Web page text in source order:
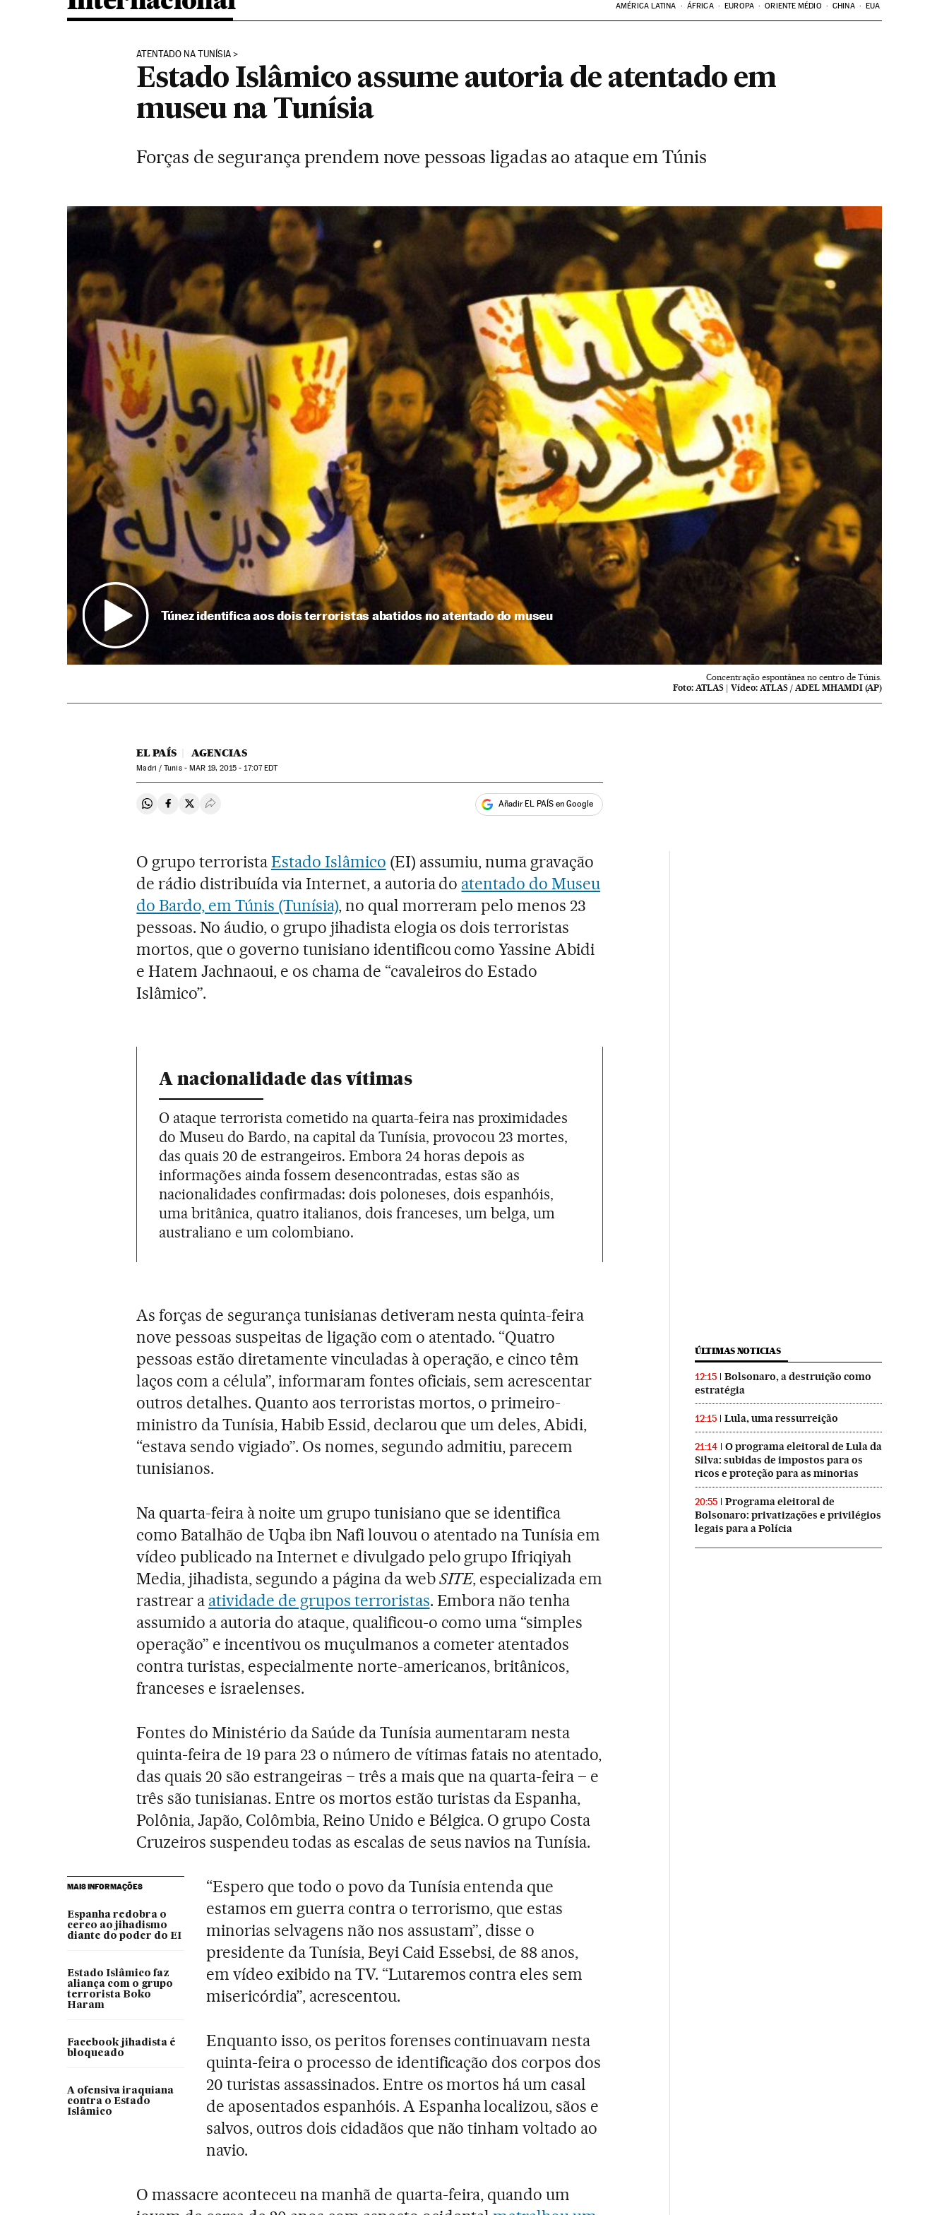
AMÉRICA LATINA ÁFRICA EUROPA ORIENTE MÉDIO CHINA EUA
ATENTADO NA TUNÍSIA
Estado Islâmico assume autoria de atentado em
museu na Tunísia
Forças de segurança prendem nove pessoas ligadas ao ataque em Túnis
Túnez identifica aos dois terroristas abatidos no atentado do museu
Concentração espontânea no centro de Túnis.
Foto: ATLAS |Vídeo: ATLAS / ADEL MHAMDI (AP)
EL PAÍS AGENCIAS
Madri / Tunis - MAR 19, 2015 - 17:07EDT
Compartir en Whatsapp
Compartir en Facebook
Compartir en Twitter
Desplegar Redes Sociales Añadir EL PAÍS en Google
O grupo terroristaEstado Islâmico (EI) assumiu, numa gravação
de rádio distribuída via Internet, a autoria do atentado do Museu
do Bardo, em Túnis (Tunísia), no qual morreram pelo menos 23
pessoas. No áudio, o grupo jihadista elogia os dois terroristas
mortos, que o governo tunisiano identificou como Yassine Abidi
e Hatem Jachnaoui, e os chama de “cavaleiros do Estado
Islâmico”.
A nacionalidade das vítimas
O ataque terrorista cometido na quarta-feira nas proximidades
do Museu do Bardo, na capital da Tunísia, provocou 23 mortes,
das quais 20 de estrangeiros. Embora 24 horas depois as
informações ainda fossem desencontradas, estas são as
nacionalidades confirmadas: dois poloneses, dois espanhóis,
uma britânica, quatro italianos, dois franceses, um belga, um
australiano e um colombiano.
As forças de segurança tunisianas detiveram nesta quinta-feira
nove pessoas suspeitas de ligação com o atentado. “Quatro
pessoas estão diretamente vinculadas à operação, e cinco têm
laços com a célula”, informaram fontes oficiais, sem acrescentar
outros detalhes. Quanto aos terroristas mortos, o primeiro-
ministro da Tunísia, Habib Essid, declarou que um deles, Abidi,
“estava sendo vigiado”. Os nomes, segundo admitiu, parecem
tunisianos.
Na quarta-feira à noite um grupo tunisiano que se identifica
como Batalhão de Uqba ibn Nafi louvou o atentado na Tunísia em
vídeo publicado na Internet e divulgado pelo grupo Ifriqiyah
Media, jihadista, segundo a página da webSITE, especializada em
rastrear a atividade de grupos terroristas. Embora não tenha
assumido a autoria do ataque, qualificou-o como uma “simples
operação” e incentivou os muçulmanos a cometer atentados
contra turistas, especialmente norte-americanos, britânicos,
franceses e israelenses.
Fontes do Ministério da Saúde da Tunísia aumentaram nesta
quinta-feira de 19 para 23 o número de vítimas fatais no atentado,
das quais 20 são estrangeiras – três a mais que na quarta-feira – e
três são tunisianas. Entre os mortos estão turistas da Espanha,
Polônia, Japão, Colômbia, Reino Unido e Bélgica. O grupo Costa
Cruzeiros suspendeu todas as escalas de seus navios na Tunísia.
MAIS INFORMAÇÕES
Espanha redobra o
cerco ao jihadismo
diante do poder do EI
Estado Islâmico faz
aliança com o grupo
terrorista Boko
Haram
Facebook jihadista é
bloqueado
A ofensiva iraquiana
contra o Estado
Islâmico
“Espero que todo o povo da Tunísia entenda que
estamos em guerra contra o terrorismo, que estas
minorias selvagens não nos assustam”, disse o
presidente da Tunísia, Beyi Caid Essebsi, de 88 anos,
em vídeo exibido na TV. “Lutaremos contra eles sem
misericórdia”, acrescentou.
Enquanto isso, os peritos forenses continuavam nesta
quinta-feira o processo de identificação dos corpos dos
20 turistas assassinados. Entre os mortos há um casal
de aposentados espanhóis. A Espanha localizou, sãos e
salvos, outros dois cidadãos que não tinham voltado ao
navio.
O massacre aconteceu na manhã de quarta-feira, quando um
ÚLTIMAS NOTICIAS
12:15
Bolsonaro, a destruição como
estratégia
12:15 Lula, uma ressurreição
21:14
O programa eleitoral de Lula da
Silva: subidas de impostos para os
ricos e proteção para as minorias
20:55
Programa eleitoral de
Bolsonaro: privatizações e privilégios
legais para a Polícia